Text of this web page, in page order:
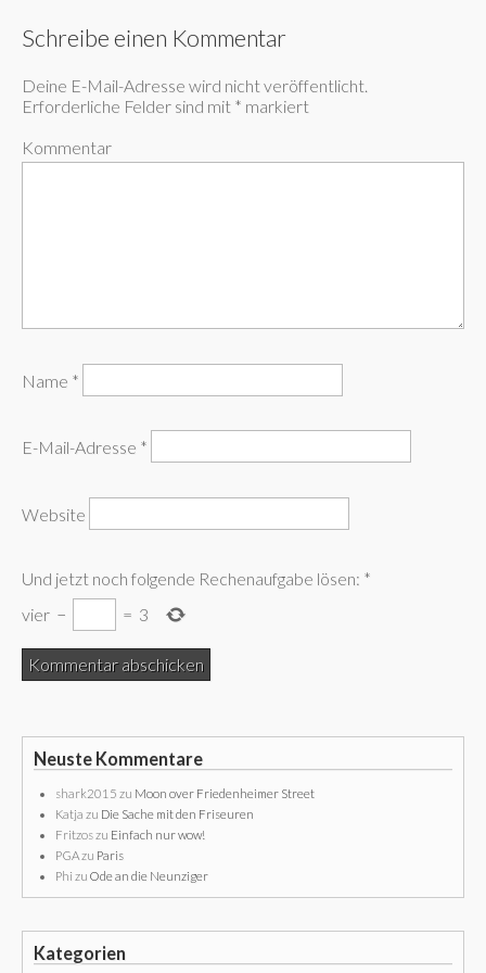
Schreibe einen Kommentar
Deine E-Mail-Adresse wird nicht veröffentlicht.
Erforderliche Felder sind mit * markiert
Kommentar
Name *
E-Mail-Adresse *
Website
Und jetzt noch folgende Rechenaufgabe lösen: *
vier − = 3
Neuste Kommentare
shark2015 zu Moon over Friedenheimer Street
Katja zu Die Sache mit den Friseuren
Fritzoszu Einfach nur wow!
PGAzu Paris
Phi zu Ode an die Neunziger
Kategorien